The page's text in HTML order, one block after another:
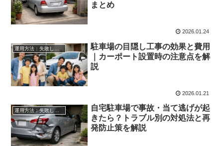
まとめ
2026.01.24
駐車場の目隠し工事の効果と費用
｜カーポート設置時の注意点を解
説
2026.01.21
運用方法：失敗しない自宅駐車場貸し出し
自宅駐車場で事故・当て逃げが起
きたら？トラブル別の対処法と再
発防止策を解説